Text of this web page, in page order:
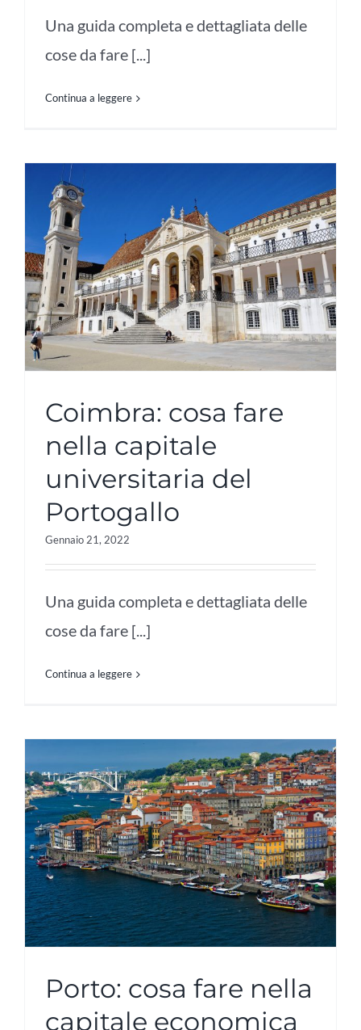
Una guida completa e dettagliata delle
cose da fare [...]
Continua a leggere
Coimbra: cosa fare
nella capitale
universitaria del
Portogallo
Gennaio 21, 2022
Una guida completa e dettagliata delle
cose da fare [...]
Continua a leggere
Porto: cosa fare nella
capitale economica